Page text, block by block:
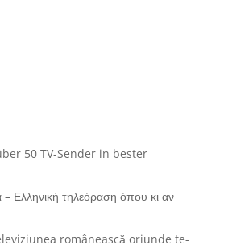
50 TV-Sender in bester
Ελληνική τηλεόραση όπου κι αν
românească oriunde te-